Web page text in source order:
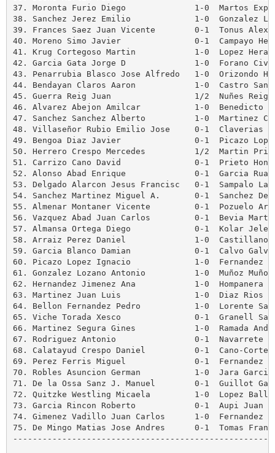
37. Moronta Furio Diego              1-0  Martos
38. Sanchez Jerez Emilio             1-0  Gonzalez
39. Frances Saez Juan Vicente        0-1  Tonus Alex
40. Moreno Simo Javier               0-1  Campayo
41. Krug Cortegoso Martin            1-0  Lopez Heras
42. Garcia Gata Jorge D              1-0  Forano
43. Penarrubia Blasco Jose Alfredo   1-0  Orizondo
44. Bendayan Claros Aaron            1-0  Castro
45. Guerra Reig Juan                 1/2  Nuñes Reig
46. Alvarez Abejon Amilcar           1-0  Benedicto
47. Sanchez Sanchez Alberto          1-0  Martinez
48. Villaseñor Rubio Emilio Jose     0-1  Claverias
49. Bengoa Diaz Javier               0-1  Picazo Lopez
50. Herrero Crespo Mercedes          1/2  Martin
51. Carrizo Cano David               0-1  Prieto
52. Alonso Abad Enrique              0-1  Garcia
53. Delgado Alarcon Jesus Francisc   0-1  Sampalo
54. Sanchez Martinez Miguel A.       0-1  Sanchez
55. Almenar Montaner Vicente         0-1  Pozuelo
56. Vazquez Abad Juan Carlos         0-1  Bevia
57. Almansa Ortega Diego             0-1  Kolar
58. Arraiz Perez Daniel              1-0  Castillanos
59. Garcia Blanco Damian             0-1  Calvo Galve
60. Picazo Lopez Ignacio             1-0  Fernandez
61. Gonzalez Lozano Antonio          1-0  Muñoz Muñoz
62. Hernandez Jimenez Ana            1-0  Hompanera
63. Martinez Juan Luis               1-0  Diaz Rios
64. Bellon Fernandez Pedro           1-0  Lorente
65. Viche Torada Xesco               0-1  Granell
66. Martinez Segura Gines            1-0  Ramada
67. Rodriguez Antonio                0-1  Navarrete
68. Calatayud Crespo Daniel          0-1  Cano-Cortes
69. Perez Ferris Miguel              0-1  Fernandez
70. Robles Asuncion German           1-0  Jara Garcia
71. De la Ossa Sanz J. Manuel        0-1  Guillot
72. Quitzke Westling Micaela         1-0  Lopez
73. Garcia Rincon Roberto            0-1  Aupi Juan
74. Gimenez Vadillo Juan Carlos      1-0  Fernandez
75. De Mingo Matias Jose Andres      0-1  Tomas